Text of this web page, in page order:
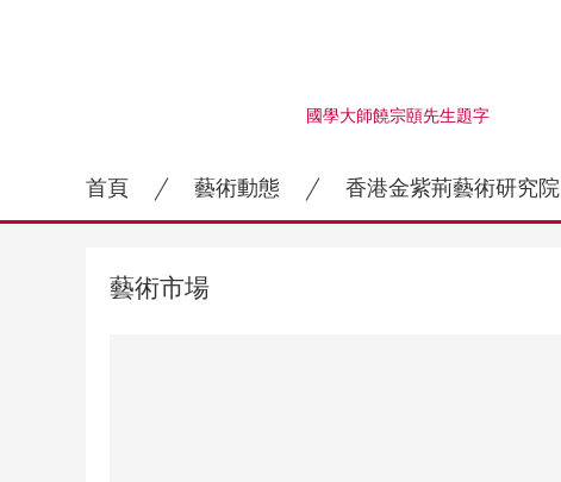
國學大師饒宗頤先生題字
首頁 藝術動態 香港金紫荊藝術研究院
藝術市場